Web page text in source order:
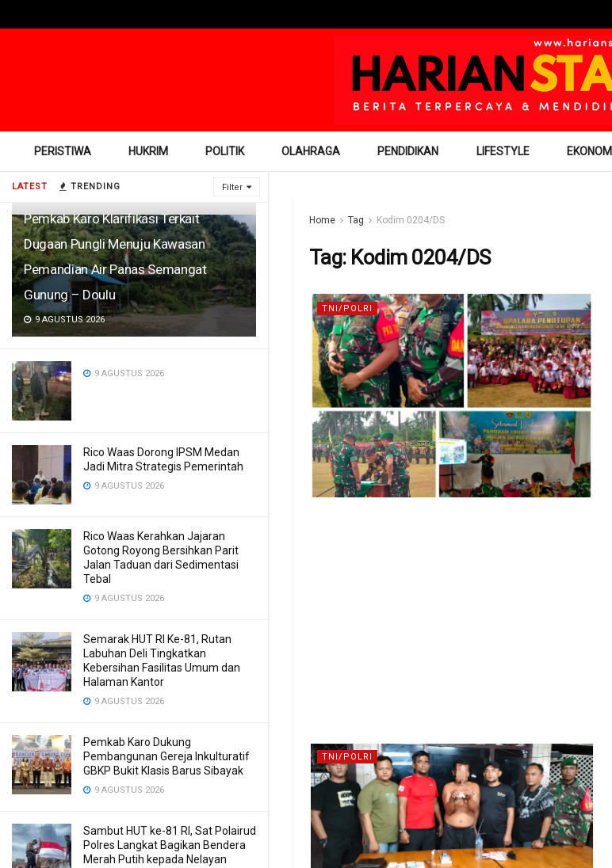
LATEST TRENDING Filter
Pemkab Karo Klarifikasi Terkait
Dugaan Pungli Menuju Kawasan
Pemandian Air Panas Semangat
Gunung – Doulu ‎
9 AGUSTUS 2026
9 AGUSTUS 2026
Rico Waas Dorong IPSM Medan
Jadi Mitra Strategis Pemerintah
9 AGUSTUS 2026
Rico Waas Kerahkan Jajaran
Gotong Royong Bersihkan Parit
Jalan Taduan dari Sedimentasi
Tebal
9 AGUSTUS 2026
Semarak HUT RI Ke-81, Rutan
Labuhan Deli Tingkatkan
Kebersihan Fasilitas Umum dan
Halaman Kantor
9 AGUSTUS 2026
Pemkab Karo Dukung
Pembangunan Gereja Inkulturatif
GBKP Bukit Klasis Barus Sibayak
9 AGUSTUS 2026
Sambut HUT ke-81 RI, Sat Polairud
Polres Langkat Bagikan Bendera
Merah Putih kepada Nelayan
PERISTIWA HUKRIM POLITIK OLAHRAGA PENDIDIKAN LIFESTYLE EKONOMI
Home Tag Kodim 0204/DS
Tag: Kodim 0204/DS
TNI/POLRI
TNI/POLRI